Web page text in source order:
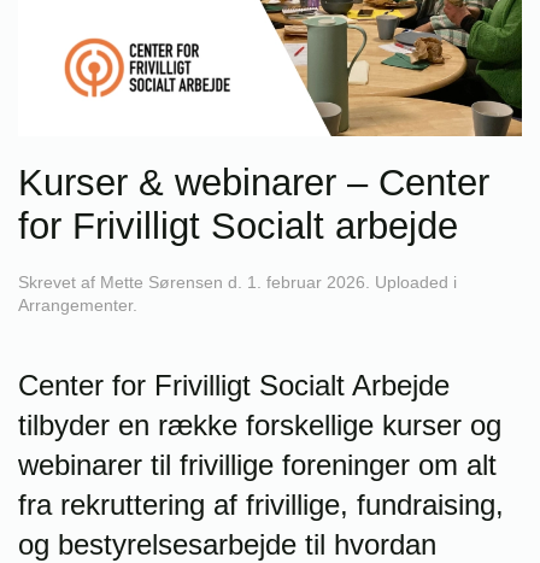
Kurser & webinarer – Center
for Frivilligt Socialt arbejde
Skrevet af Mette Sørensen d. 1. februar 2026 . Uploaded i
Arrangementer.
Center for Frivilligt Socialt Arbejde
tilbyder en række forskellige kurser og
webinarer til frivillige foreninger om alt
fra rekruttering af frivillige, fundraising,
og bestyrelsesarbejde til hvordan